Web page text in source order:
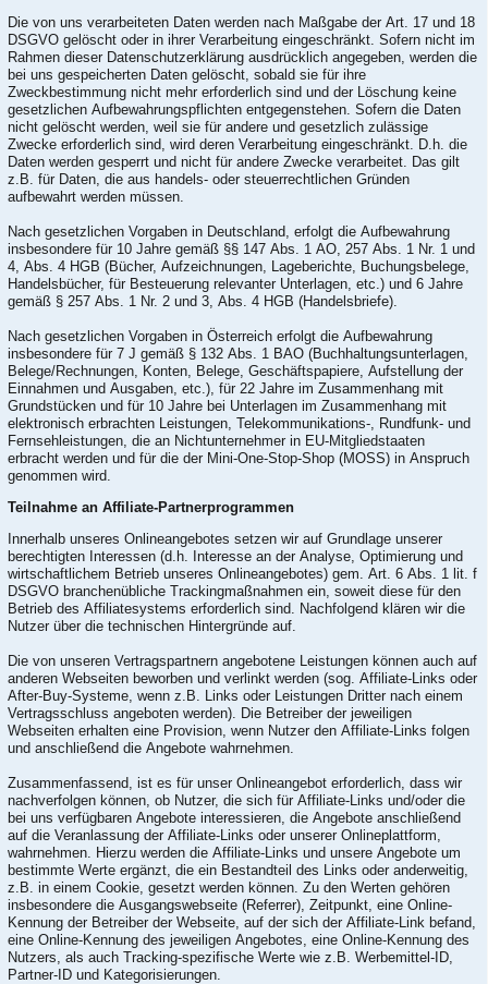
Die von uns verarbeiteten Daten werden nach Maßgabe der Art. 17 und 18
DSGVO gelöscht oder in ihrer Verarbeitung eingeschränkt. Sofern nicht im
Rahmen dieser Datenschutzerklärung ausdrücklich angegeben, werden die
bei uns gespeicherten Daten gelöscht, sobald sie für ihre
Zweckbestimmung nicht mehr erforderlich sind und der Löschung keine
gesetzlichen Aufbewahrungspflichten entgegenstehen. Sofern die Daten
nicht gelöscht werden, weil sie für andere und gesetzlich zulässige
Zwecke erforderlich sind, wird deren Verarbeitung eingeschränkt. D.h. die
Daten werden gesperrt und nicht für andere Zwecke verarbeitet. Das gilt
z.B. für Daten, die aus handels- oder steuerrechtlichen Gründen
aufbewahrt werden müssen.
Nach gesetzlichen Vorgaben in Deutschland, erfolgt die Aufbewahrung
insbesondere für 10 Jahre gemäß §§ 147 Abs. 1 AO, 257 Abs. 1 Nr. 1 und
4, Abs. 4 HGB (Bücher, Aufzeichnungen, Lageberichte, Buchungsbelege,
Handelsbücher, für Besteuerung relevanter Unterlagen, etc.) und 6 Jahre
gemäß § 257 Abs. 1 Nr. 2 und 3, Abs. 4 HGB (Handelsbriefe).
Nach gesetzlichen Vorgaben in Österreich erfolgt die Aufbewahrung
insbesondere für 7 J gemäß § 132 Abs. 1 BAO (Buchhaltungsunterlagen,
Belege/Rechnungen, Konten, Belege, Geschäftspapiere, Aufstellung der
Einnahmen und Ausgaben, etc.), für 22 Jahre im Zusammenhang mit
Grundstücken und für 10 Jahre bei Unterlagen im Zusammenhang mit
elektronisch erbrachten Leistungen, Telekommunikations-, Rundfunk- und
Fernsehleistungen, die an Nichtunternehmer in EU-Mitgliedstaaten
erbracht werden und für die der Mini-One-Stop-Shop (MOSS) in Anspruch
genommen wird.
Teilnahme an Affiliate-Partnerprogrammen
Innerhalb unseres Onlineangebotes setzen wir auf Grundlage unserer
berechtigten Interessen (d.h. Interesse an der Analyse, Optimierung und
wirtschaftlichem Betrieb unseres Onlineangebotes) gem. Art. 6 Abs. 1 lit. f
DSGVO branchenübliche Trackingmaßnahmen ein, soweit diese für den
Betrieb des Affiliatesystems erforderlich sind. Nachfolgend klären wir die
Nutzer über die technischen Hintergründe auf.
Die von unseren Vertragspartnern angebotene Leistungen können auch auf
anderen Webseiten beworben und verlinkt werden (sog. Affiliate-Links oder
After-Buy-Systeme, wenn z.B. Links oder Leistungen Dritter nach einem
Vertragsschluss angeboten werden). Die Betreiber der jeweiligen
Webseiten erhalten eine Provision, wenn Nutzer den Affiliate-Links folgen
und anschließend die Angebote wahrnehmen.
Zusammenfassend, ist es für unser Onlineangebot erforderlich, dass wir
nachverfolgen können, ob Nutzer, die sich für Affiliate-Links und/oder die
bei uns verfügbaren Angebote interessieren, die Angebote anschließend
auf die Veranlassung der Affiliate-Links oder unserer Onlineplattform,
wahrnehmen. Hierzu werden die Affiliate-Links und unsere Angebote um
bestimmte Werte ergänzt, die ein Bestandteil des Links oder anderweitig,
z.B. in einem Cookie, gesetzt werden können. Zu den Werten gehören
insbesondere die Ausgangswebseite (Referrer), Zeitpunkt, eine Online-
Kennung der Betreiber der Webseite, auf der sich der Affiliate-Link befand,
eine Online-Kennung des jeweiligen Angebotes, eine Online-Kennung des
Nutzers, als auch Tracking-spezifische Werte wie z.B. Werbemittel-ID,
Partner-ID und Kategorisierungen.